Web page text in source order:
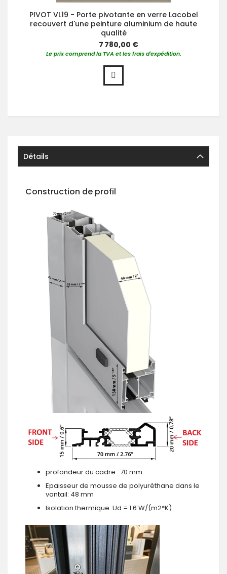
PIVOT VL19 - Porte pivotante en verre Lacobel
recouvert d'une peinture aluminium de haute
qualité
7 780,00 €
Le prix comprend la TVA et les frais d'expédition.
Détails